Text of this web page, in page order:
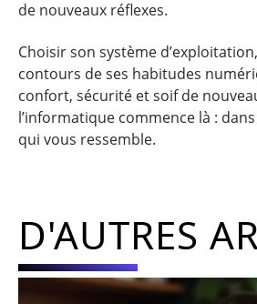
de nouveaux réflexes.
Choisir son système
contours de ses habitudes
confort, sécurité et soif de
l’informatique commence là :
qui vous ressemble.
D'AUTRES